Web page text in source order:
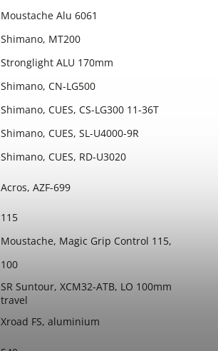
Moustache Alu 6061
Shimano, MT200
Stronglight ALU 170mm
Shimano, CN-LG500
Shimano, CUES, CS-LG300 11-36T
Shimano, CUES, SL-U4000-9R
Shimano, CUES, RD-U3020
Acros, AZF-699
115
Moustache, Magic Grip Control 115,
100
SR Suntour, XCM32-ATB, LO 100mm
travel
Xroad FS, aluminium